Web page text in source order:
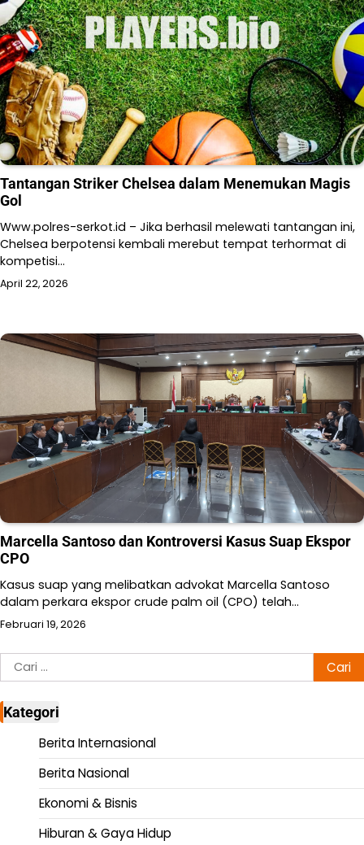
Tantangan Striker Chelsea dalam Menemukan Magis
Gol
Www.polres-serkot.id – Jika berhasil melewati tantangan ini,
Chelsea berpotensi kembali merebut tempat terhormat di
kompetisi…
April 22, 2026
Marcella Santoso dan Kontroversi Kasus Suap Ekspor
CPO
Kasus suap yang melibatkan advokat Marcella Santoso
dalam perkara ekspor crude palm oil (CPO) telah…
Februari 19, 2026
Cari
untuk:
Kategori
Berita Internasional
Berita Nasional
Ekonomi & Bisnis
Hiburan & Gaya Hidup